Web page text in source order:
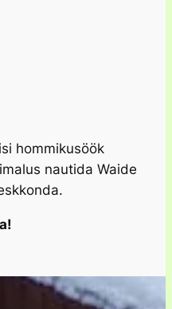
hommikusöök
nautida Waide